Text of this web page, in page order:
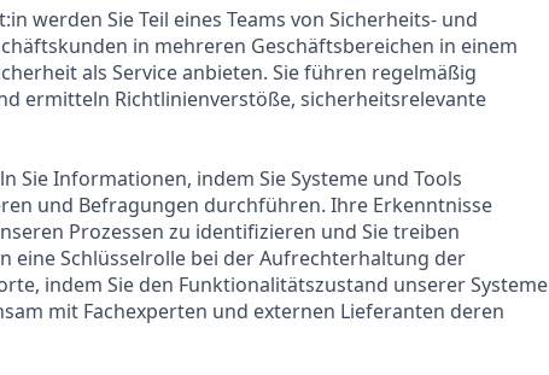
werden Sie Teil eines Teams von Sicherheits- und
in mehreren Geschäftsbereichen in einem
als Service anbieten. Sie führen regelmäßig
ermitteln Richtlinienverstöße, sicherheitsrelevante
Sie Informationen, indem Sie Systeme und Tools
und Befragungen durchführen. Ihre Erkenntnisse
Prozessen zu identifizieren und Sie treiben
eine Schlüsselrolle bei der Aufrechterhaltung der
indem Sie den Funktionalitätszustand unserer Systeme
mit Fachexperten und externen Lieferanten deren